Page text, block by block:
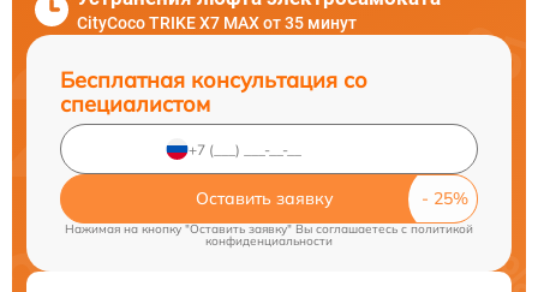
CityCoco TRIKE X7 MAX от 35 минут
Бесплатная консультация со
специалистом
Оставить заявку
Нажимая на кнопку "Оставить заявку" Вы соглашаетесь cполитикой
конфиденциальности